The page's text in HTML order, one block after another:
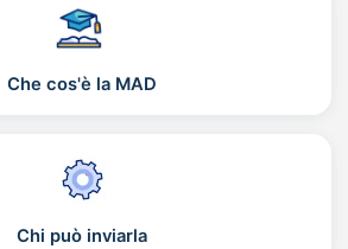
Che cos'è la MAD
Chi può inviarla